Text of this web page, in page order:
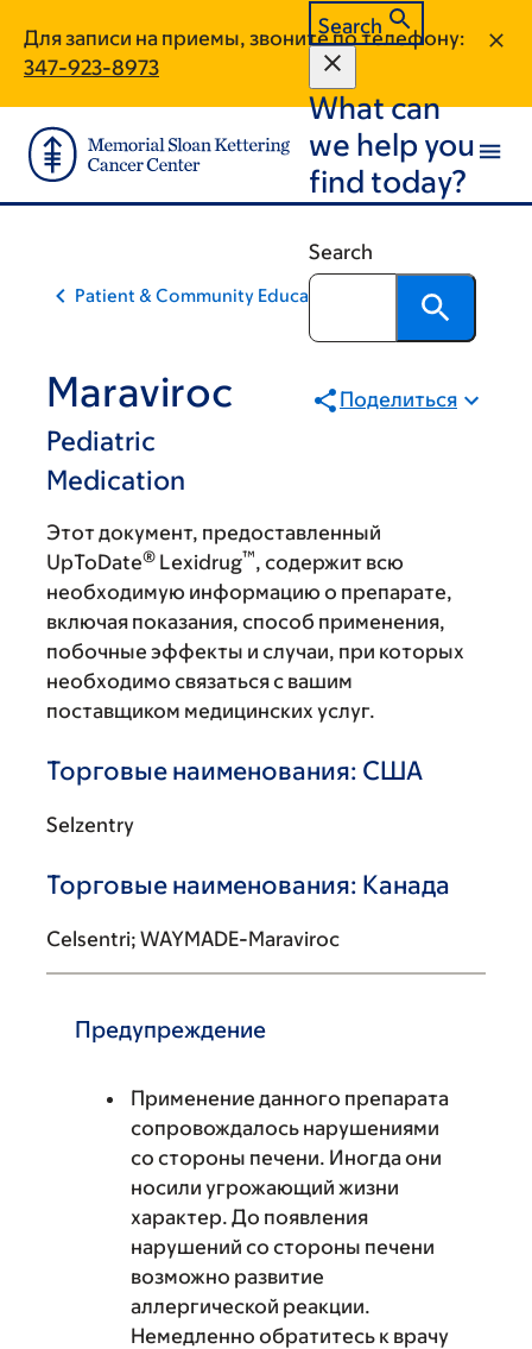
main
content
footer
Для записи на приемы, звоните по телефону:
347-923-8973
Search
What can
we help you
find today?
Search
Patient & Community Education
Maraviroc
Pediatric
Medication
Поделиться
Этот документ, предоставленный
UpToDate® Lexidrug™, содержит всю
необходимую информацию о препарате,
включая показания, способ применения,
побочные эффекты и случаи, при которых
необходимо связаться с вашим
поставщиком медицинских услуг.
Торговые наименования: США
Selzentry
Торговые наименования: Канада
Celsentri; WAYMADE-Maraviroc
Предупреждение
Применение данного препарата
сопровождалось нарушениями
со стороны печени. Иногда они
носили угрожающий жизни
характер. До появления
нарушений со стороны печени
возможно развитие
аллергической реакции.
Немедленно обратитесь к врачу